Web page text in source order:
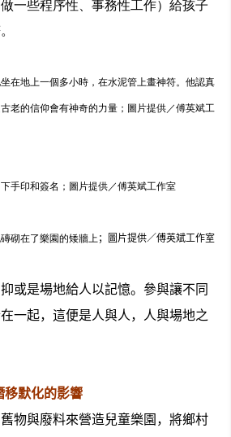
一些程序性、事務性工作）給孩子
在地上一個多小時，在水泥管上畫神符。他認真
老的信仰會有神奇的力量；圖片提供／傅英斌工
手印和簽名；圖片提供／傅英斌工作室
砌在了樂園的矮牆上；圖片提供／傅英斌工作室
或是場地給人以記憶。參與讓不同
一起，這便是人與人，人與場地之
移默化的影響
物與廢料來營造兒童樂園，將鄉村